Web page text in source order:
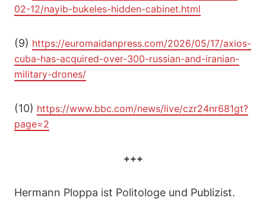
02-12/nayib-bukeles-hidden-cabinet.html
(9) https://euromaidanpress.com/2026/05/17/axios-
cuba-has-acquired-over-300-russian-and-iranian-
military-drones/
(10) https://www.bbc.com/news/live/czr24nr681gt?
page=2
+++
Hermann Ploppa ist Politologe und Publizist.